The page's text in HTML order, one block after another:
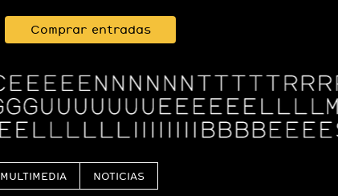
Comprar entradas
MULTIMEDIA NOTICIAS